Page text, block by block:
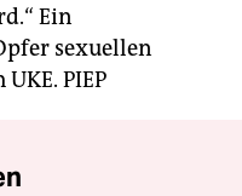
Ein
sexuellen
UKE. PIEP